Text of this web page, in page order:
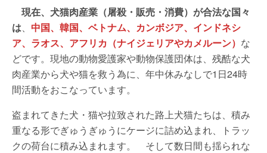
o
o
k
p
p
m
現在、犬猫肉産業（屠殺・販売・消費）が合法な国々
は、 中国、韓国、ベトナム、カンボジア、インドネシ
ア、ラオス、アフリカ（ナイジェリアやカメルーン） な
どです。現地の動物愛護家や動物保護団体は、残酷な犬
肉産業から犬や猫を救う為に、年中休みなしで1日24時
間活動をおこなっています。
盗まれてきた犬・猫や拉致された路上犬猫たちは、積み
重なる形でぎゅうぎゅうにケージに詰め込まれ、トラッ
クの荷台に積み込まれます。 そして数日間も揺られな